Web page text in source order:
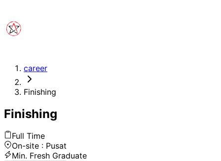
career
Finishing
Finishing
Full Time
On-site : Pusat
Min. Fresh Graduate